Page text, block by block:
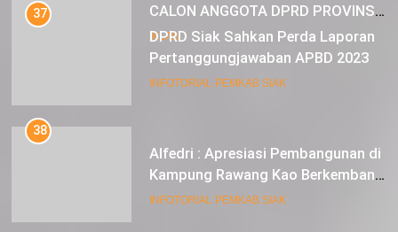
CALON ANGGOTA DPRD PROVINSI
DKI JAKARTA
IKLAN
37
DPRD Siak Sahkan Perda Laporan
Pertanggungjawaban APBD 2023
INFOTORIAL PEMKAB SIAK
38
Alfedri : Apresiasi Pembangunan di
Kampung Rawang Kao Berkembang
Pesat
INFOTORIAL PEMKAB SIAK